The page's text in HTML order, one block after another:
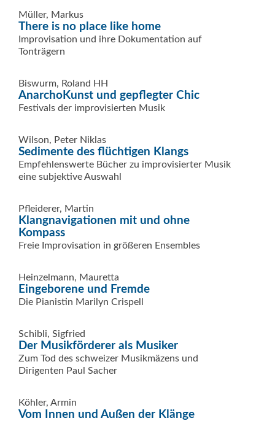
Müller, Markus
There is no place like home
Improvisation und ihre Dokumentation auf
Tonträgern
Biswurm, Roland HH
AnarchoKunst und gepflegter Chic
Festivals der improvisierten Musik
Wilson, Peter Niklas
Sedimente des flüchtigen Klangs
Empfehlenswerte Bücher zu improvisierter Musik
eine subjektive Auswahl
Pfleiderer, Martin
Klangnavigationen mit und ohne
Kompass
Freie Improvisation in größeren Ensembles
Heinzelmann, Mauretta
Eingeborene und Fremde
Die Pianistin Marilyn Crispell
Schibli, Sigfried
Der Musikförderer als Musiker
Zum Tod des schweizer Musikmäzens und
Dirigenten Paul Sacher
Köhler, Armin
Vom Innen und Außen der Klänge